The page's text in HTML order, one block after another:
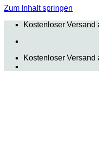
Zum Inhalt springen
Kostenloser Versand
Kostenloser Versand